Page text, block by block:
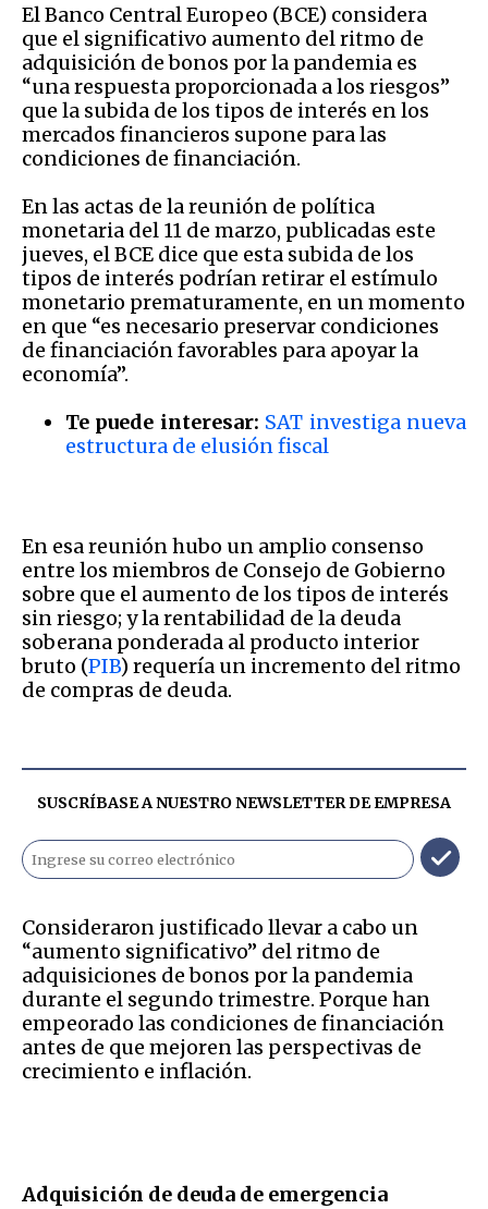
El Banco Central Europeo (BCE) considera
que el significativo aumento del ritmo de
adquisición de bonos por la pandemia es
“una respuesta proporcionada a los riesgos”
que la subida de los tipos de interés en los
mercados financieros supone para las
condiciones de financiación.
En las actas de la reunión de política
monetaria del 11 de marzo, publicadas este
jueves, el BCE dice que esta subida de los
tipos de interés podrían retirar el estímulo
monetario prematuramente, en un momento
en que “es necesario preservar condiciones
de financiación favorables para apoyar la
economía”.
Te puede interesar: SAT investiga nueva
estructura de elusión fiscal
En esa reunión hubo un amplio consenso
entre los miembros de Consejo de Gobierno
sobre que el aumento de los tipos de interés
sin riesgo; y la rentabilidad de la deuda
soberana ponderada al producto interior
bruto (PIB) requería un incremento del ritmo
de compras de deuda.
SUSCRÍBASE A NUESTRO NEWSLETTER DEEMPRESA
Consideraron justificado llevar a cabo un
“aumento significativo” del ritmo de
adquisiciones de bonos por la pandemia
durante el segundo trimestre. Porque han
empeorado las condiciones de financiación
antes de que mejoren las perspectivas de
crecimiento e inflación.
Adquisición de deuda de emergencia